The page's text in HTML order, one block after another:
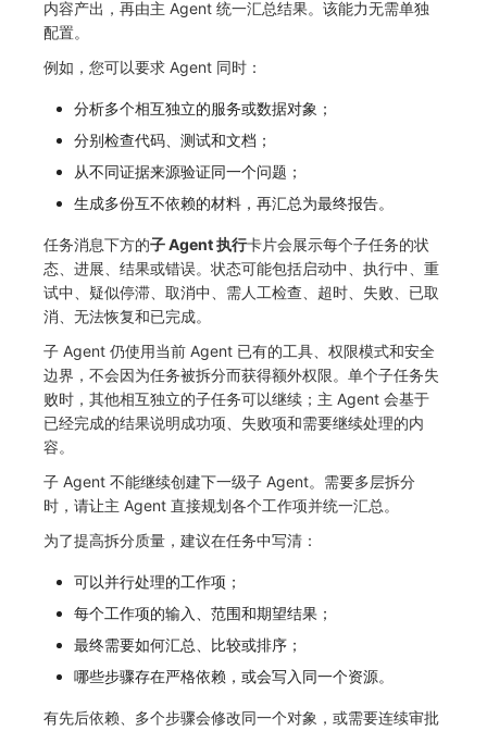
内容产出，再由主 Agent 统一汇总结果。该能力无需单独
配置。
例如，您可以要求 Agent 同时：
分析多个相互独立的服务或数据对象；
分别检查代码、测试和文档；
从不同证据来源验证同一个问题；
生成多份互不依赖的材料，再汇总为最终报告。
任务消息下方的子 Agent 执行卡片会展示每个子任务的状
态、进展、结果或错误。状态可能包括启动中、执行中、重
试中、疑似停滞、取消中、需人工检查、超时、失败、已取
消、无法恢复和已完成。
子 Agent 仍使用当前 Agent 已有的工具、权限模式和安全
边界，不会因为任务被拆分而获得额外权限。单个子任务失
败时，其他相互独立的子任务可以继续；主 Agent 会基于
已经完成的结果说明成功项、失败项和需要继续处理的内
容。
子 Agent 不能继续创建下一级子 Agent。需要多层拆分
时，请让主 Agent 直接规划各个工作项并统一汇总。
为了提高拆分质量，建议在任务中写清：
可以并行处理的工作项；
每个工作项的输入、范围和期望结果；
最终需要如何汇总、比较或排序；
哪些步骤存在严格依赖，或会写入同一个资源。
有先后依赖、多个步骤会修改同一个对象，或需要连续审批